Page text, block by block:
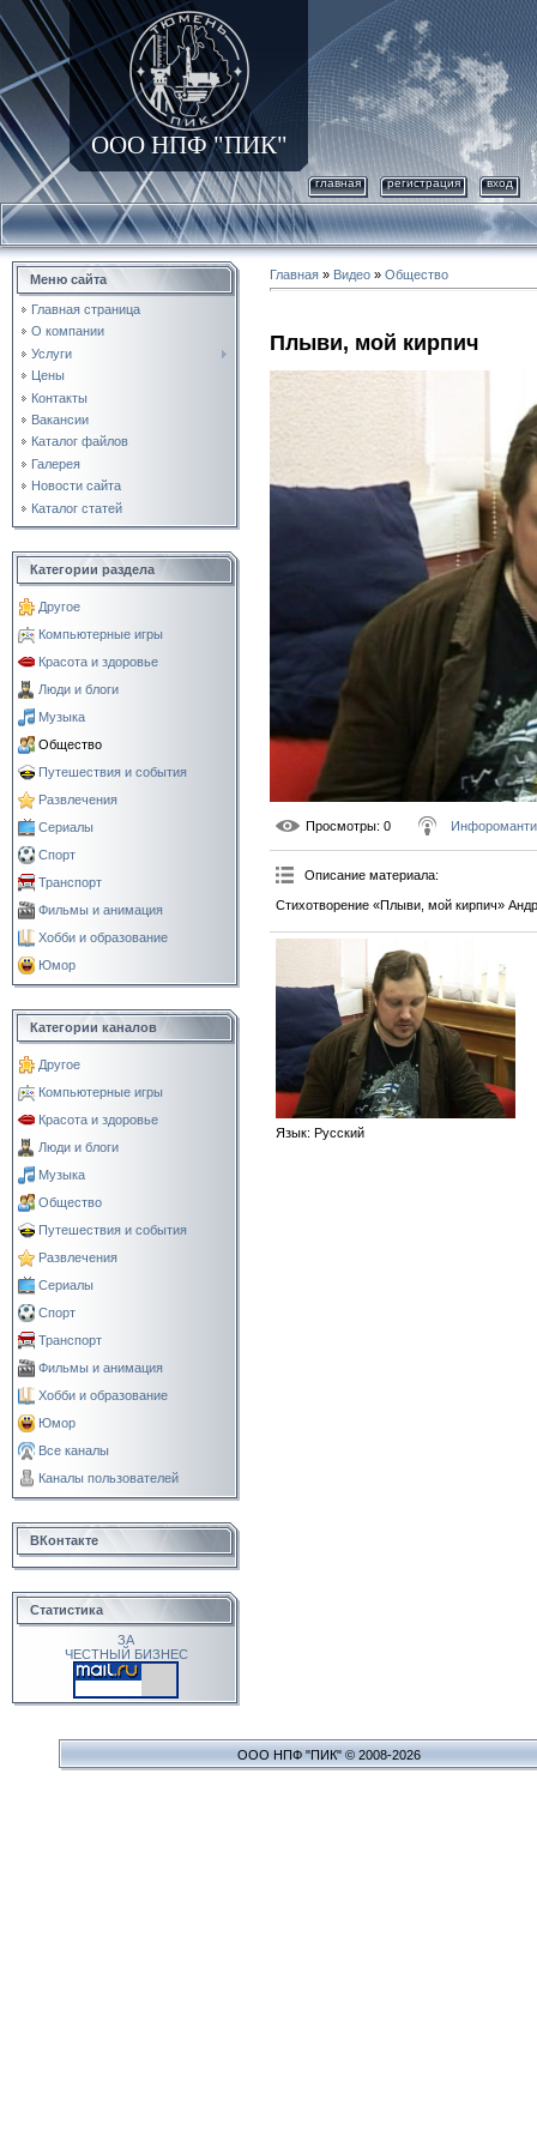
ООО НПФ "ПИК"
главная регистрация вход
Меню сайта
Главная страница
О компании
Услуги
Цены
Контакты
Вакансии
Каталог файлов
Галерея
Новости сайта
Каталог статей
Категории раздела
Другое
Компьютерные игры
Красота и здоровье
Люди и блоги
Музыка
Общество
Путешествия и события
Развлечения
Сериалы
Спорт
Транспорт
Фильмы и анимация
Хобби и образование
Юмор
Категории каналов
Другое
Компьютерные игры
Красота и здоровье
Люди и блоги
Музыка
Общество
Путешествия и события
Развлечения
Сериалы
Спорт
Транспорт
Фильмы и анимация
Хобби и образование
Юмор
Все каналы
Каналы пользователей
ВКонтакте
Статистика
ЗА
ЧЕСТНЫЙ БИЗНЕС
Главная » Видео » Общество
Плыви, мой кирпич
Просмотры: 0
Описание материала:
Стихотворение «Плыви, мой кирпич»
Язык: Русский
ООО НПФ "ПИК" © 2008-2026